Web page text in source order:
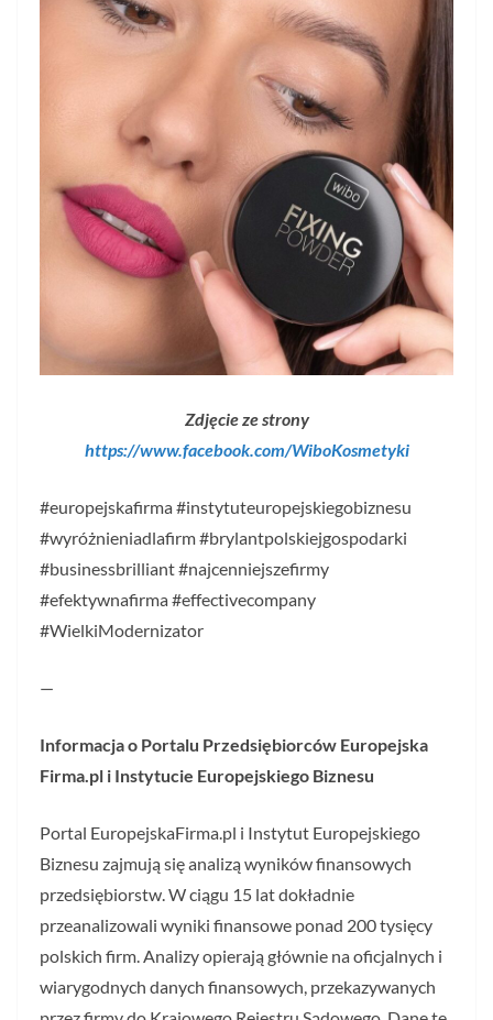
Zdjęcie ze strony
https://www.facebook.com/WiboKosmetyki
#europejskafirma #instytuteuropejskiegobiznesu
#wyróżnieniadlafirm #brylantpolskiejgospodarki
#businessbrilliant #najcenniejszefirmy
#efektywnafirma #effectivecompany
#WielkiModernizator
—
Informacja o Portalu Przedsiębiorców Europejska
Firma.pl i Instytucie Europejskiego Biznesu
Portal EuropejskaFirma.pl i Instytut Europejskiego
Biznesu zajmują się analizą wyników finansowych
przedsiębiorstw. W ciągu 15 lat dokładnie
przeanalizowali wyniki finansowe ponad 200 tysięcy
polskich firm. Analizy opierają głównie na oficjalnych i
wiarygodnych danych finansowych, przekazywanych